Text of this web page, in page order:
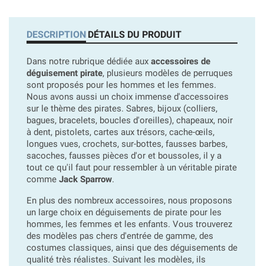
DESCRIPTION DÉTAILS DU PRODUIT
Dans notre rubrique dédiée aux accessoires de
déguisement pirate, plusieurs modèles de perruques
sont proposés pour les hommes et les femmes.
Nous avons aussi un choix immense d'accessoires
sur le thème des pirates. Sabres, bijoux (colliers,
bagues, bracelets, boucles d'oreilles), chapeaux, noir
à dent, pistolets, cartes aux trésors, cache-œils,
longues vues, crochets, sur-bottes, fausses barbes,
sacoches, fausses pièces d'or et boussoles, il y a
tout ce qu'il faut pour ressembler à un véritable pirate
comme Jack Sparrow.
En plus des nombreux accessoires, nous proposons
un large choix en déguisements de pirate pour les
hommes, les femmes et les enfants. Vous trouverez
des modèles pas chers d'entrée de gamme, des
costumes classiques, ainsi que des déguisements de
qualité très réalistes. Suivant les modèles, ils